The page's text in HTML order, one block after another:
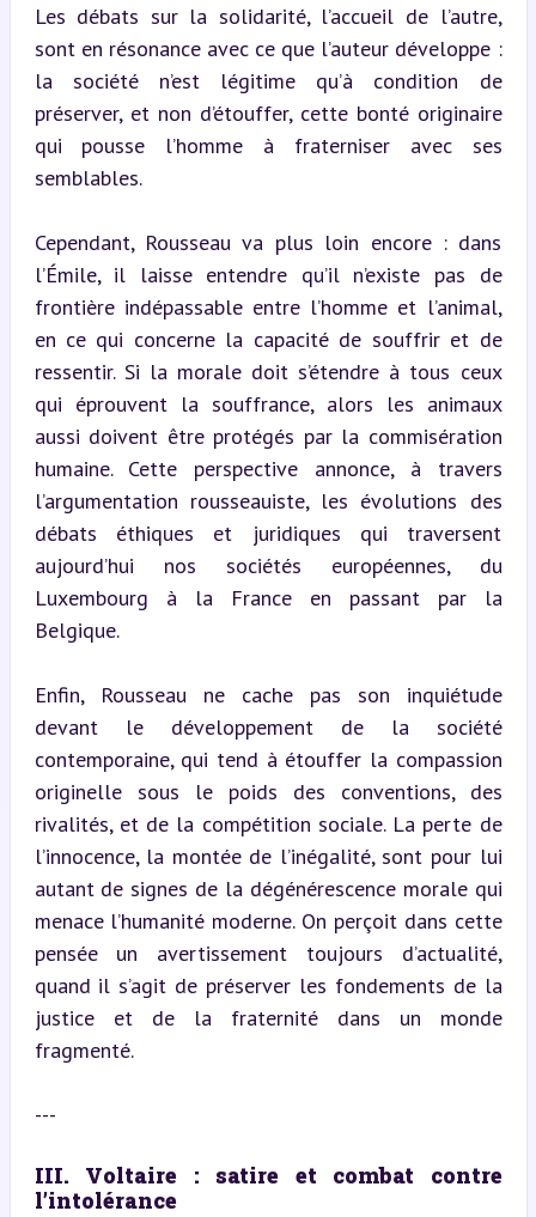
Les débats sur la solidarité, l’accueil de l’autre,
sont en résonance avec ce que l’auteur développe :
la société n’est légitime qu’à condition de
préserver, et non d’étouffer, cette bonté originaire
qui pousse l’homme à fraterniser avec ses
semblables.
Cependant, Rousseau va plus loin encore : dans
l’Émile, il laisse entendre qu’il n’existe pas de
frontière indépassable entre l’homme et l’animal,
en ce qui concerne la capacité de souffrir et de
ressentir. Si la morale doit s’étendre à tous ceux
qui éprouvent la souffrance, alors les animaux
aussi doivent être protégés par la commisération
humaine. Cette perspective annonce, à travers
l’argumentation rousseauiste, les évolutions des
débats éthiques et juridiques qui traversent
aujourd’hui nos sociétés européennes, du
Luxembourg à la France en passant par la
Belgique.
Enfin, Rousseau ne cache pas son inquiétude
devant le développement de la société
contemporaine, qui tend à étouffer la compassion
originelle sous le poids des conventions, des
rivalités, et de la compétition sociale. La perte de
l’innocence, la montée de l’inégalité, sont pour lui
autant de signes de la dégénérescence morale qui
menace l’humanité moderne. On perçoit dans cette
pensée un avertissement toujours d’actualité,
quand il s’agit de préserver les fondements de la
justice et de la fraternité dans un monde
fragmenté.
---
III. Voltaire : satire et combat contre
l’intolérance